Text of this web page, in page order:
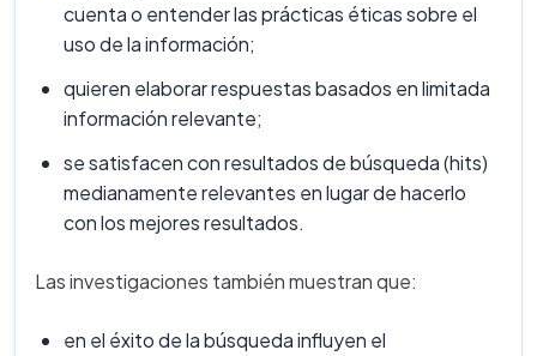
cuenta o entender las prácticas éticas sobre el
uso de la información;
quieren elaborar respuestas basados en limitada
información relevante;
se satisfacen con resultados de búsqueda (hits)
medianamente relevantes en lugar de hacerlo
con los mejores resultados.
Las investigaciones también muestran que:
en el éxito de la búsqueda influyen el